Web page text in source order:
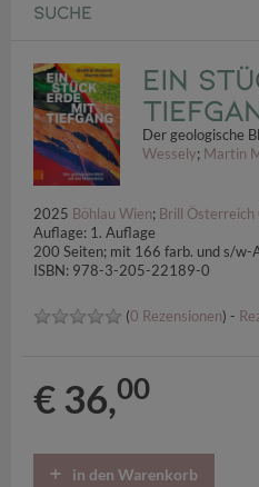
SUCHE
Ein
Der geologische
Wessely; Martin
2025 Böhlau Wien; Brill Österreich
Auflage: 1. Auflage
200 Seiten; mit 166 farb. und s/w-
ISBN: 978-3-205-22189-0
(0 Rezensionen) -
€ 36,00
in den Warenkorb